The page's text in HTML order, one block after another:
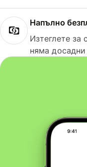
Напълно
Изтеглете за
няма